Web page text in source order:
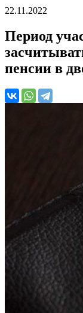
22.11.2022
Период
пенсии в